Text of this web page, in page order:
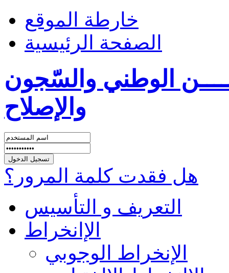
خارطة الموقع
الصفحة الرئيسية
الوطني والسّجون
والإصلاح
هل فقدت كلمة المرور؟
التعريف و التأسيس
الإانخراط
الإنخراط الوجوبي